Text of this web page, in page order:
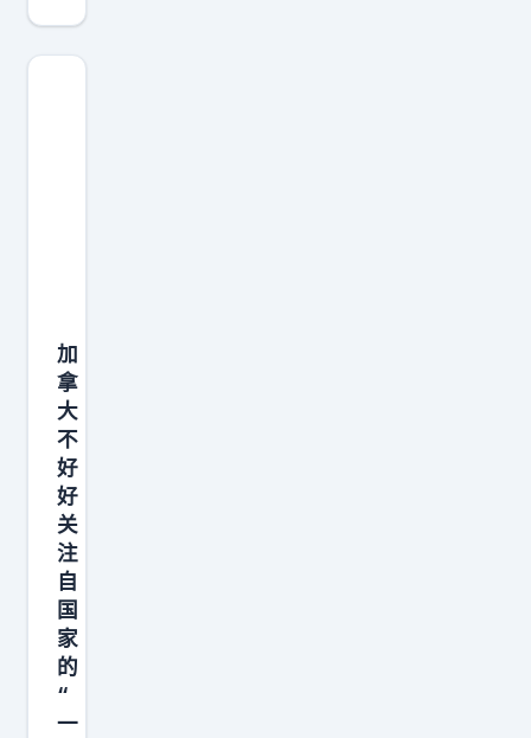
约
，
尔
维
亚
！
塞
尔
维
亚
一
直
是
俄
加
拿
大
不
好
好
关
注
自
国
家
的
“
一